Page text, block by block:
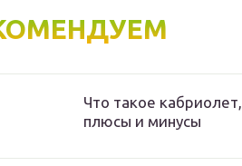
Что такое кабриолет,
плюсы и минусы